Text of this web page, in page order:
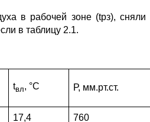
в рабочей зоне (tрз),
в таблицу 2.1.
tвл, °С Р, мм.рт.ст.
17,4 760